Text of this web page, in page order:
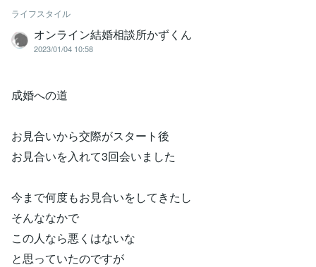
ライフスタイル
オンライン結婚相談所かずくん
2023/01/04 10:58
成婚への道
お見合いから交際がスタート後
お見合いを入れて3回会いました
今まで何度もお見合いをしてきたし
そんななかで
この人なら悪くはないな
と思っていたのですが